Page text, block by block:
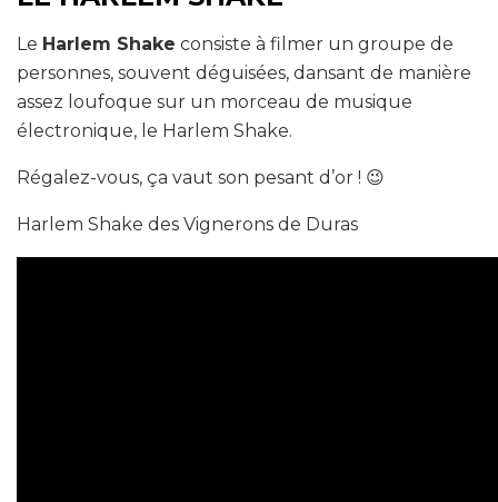
Le Harlem Shake consiste à filmer un groupe de
personnes, souvent déguisées, dansant de manière
assez loufoque sur un morceau de musique
électronique, le Harlem Shake.
Régalez-vous, ça vaut son pesant d’or ! 😉
Harlem Shake des Vignerons de Duras